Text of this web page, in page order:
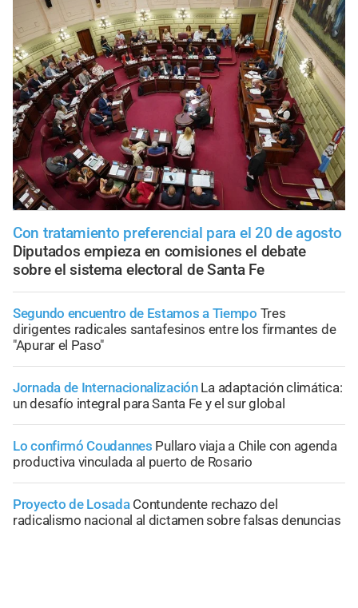
Con tratamiento preferencial para el 20 de agosto
Diputados empieza en comisiones el debate
sobre el sistema electoral de Santa Fe
Segundo encuentro de Estamos a Tiempo Tres
dirigentes radicales santafesinos entre los firmantes de
"Apurar el Paso"
Jornada de Internacionalización La adaptación climática:
un desafío integral para Santa Fe y el sur global
Lo confirmó Coudannes Pullaro viaja a Chile con agenda
productiva vinculada al puerto de Rosario
Proyecto de Losada Contundente rechazo del
radicalismo nacional al dictamen sobre falsas denuncias